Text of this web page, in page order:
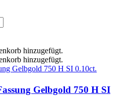
hinzugefügt.
hinzugefügt.
Gelbgold 750 H SI